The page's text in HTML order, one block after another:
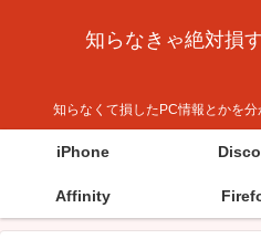
知らなきゃ絶対損
知らなくて損したPC情報とかを
iPhone
Affinity